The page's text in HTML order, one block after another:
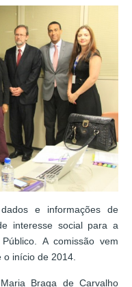
e informações de
interesse social para a
A comissão vem
o início de 2014.
Braga de Carvalho